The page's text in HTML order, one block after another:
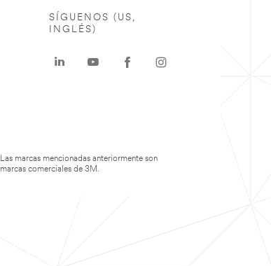
SÍGUENOS (US,
INGLÉS)
Las marcas mencionadas anteriormente son
marcas comerciales de 3M.